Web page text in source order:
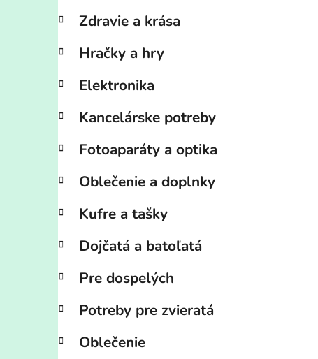
Zdravie a krása
Hračky a hry
Elektronika
Kancelárske potreby
Fotoaparáty a optika
Oblečenie a doplnky
Kufre a tašky
Dojčatá a batoľatá
Pre dospelých
Potreby pre zvieratá
Oblečenie